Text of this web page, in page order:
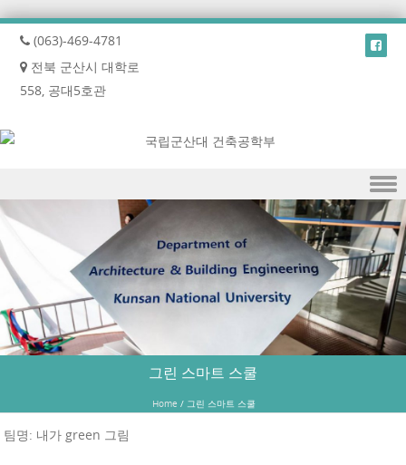
(063)-469-4781
전북 군산시 대학로
558, 공대5호관
Skip to content
그린 스마트 스쿨
Home / 그린 스마트 스쿨
팀명: 내가 green 그림